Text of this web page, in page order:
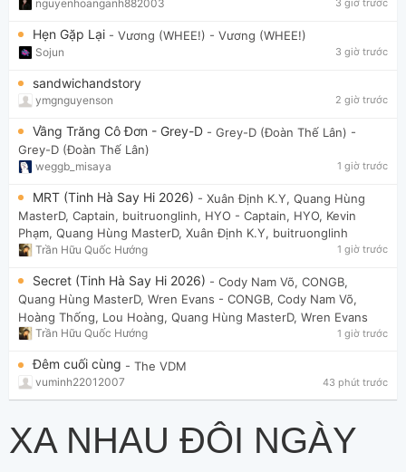
nguyenhoanganh882003 3 giờ trước
Hẹn Gặp Lại - Vương (WHEE!) - Vương (WHEE!)
Sojun 3 giờ trước
sandwichandstory
ymgnguyenson 2 giờ trước
Vầng Trăng Cô Đơn - Grey-D - Grey-D (Đoàn Thế Lân) -
Grey-D (Đoàn Thế Lân)
weggb_misaya 1 giờ trước
MRT (Tinh Hà Say Hi 2026) - Xuân Định K.Y, Quang Hùng
MasterD, Captain, buitruonglinh, HYO - Captain, HYO, Kevin
Phạm, Quang Hùng MasterD, Xuân Định K.Y, buitruonglinh
Trần Hữu Quốc Hướng 1 giờ trước
Secret (Tinh Hà Say Hi 2026) - Cody Nam Võ, CONGB,
Quang Hùng MasterD, Wren Evans - CONGB, Cody Nam Võ,
Hoàng Thống, Lou Hoàng, Quang Hùng MasterD, Wren Evans
Trần Hữu Quốc Hướng 1 giờ trước
Đêm cuối cùng - The VDM
vuminh22012007 43 phút trước
XA NHAU ĐÔI NGÀY